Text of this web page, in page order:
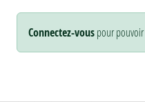
Connectez-vouspour